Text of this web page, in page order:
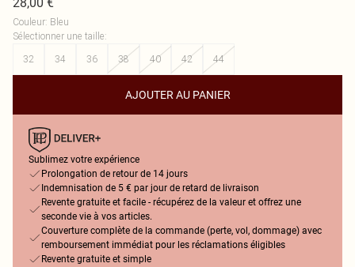
Couleur: Bleu
Sélectionner une taille:
32
34 36 38 40 42 44
AJOUTER AU PANIER
Sublimez votre expérience
Prolongation de retour de 14 jours
Indemnisation de 5 € par jour de retard de livraison
Revente gratuite et facile - récupérez de la valeur et offrez une
seconde vie à vos articles.
Couverture complète de la commande (perte, vol, dommage) avec
remboursement immédiat pour les réclamations éligibles
Revente gratuite et simple